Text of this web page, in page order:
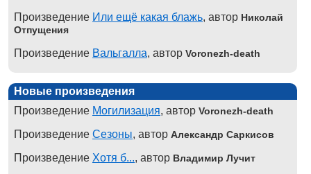
Произведение Или ещё какая блажь, автор Николай
Отпущения
Произведение Вальгалла, автор Voronezh-death
Новые произведения
Произведение Могилизация, автор Voronezh-death
Произведение Сезоны, автор Александр Саркисов
Произведение Хотя б..., автор Владимир Лучит